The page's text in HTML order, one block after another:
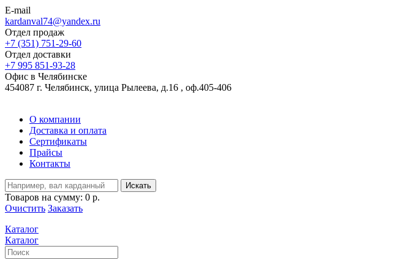
E-mail
kardanval74@yandex.ru
Отдел продаж
+7 (351) 751-29-60
Отдел доставки
+7 995 851-93-28
Офис в Челябинске
454087 г. Челябинск, улица Рылеева, д.16 , оф.405-406
О компании
Доставка и оплата
Сертификаты
Прайсы
Контакты
Искать
Товаров на сумму: 0 р.
Очистить Заказать
Каталог
Каталог